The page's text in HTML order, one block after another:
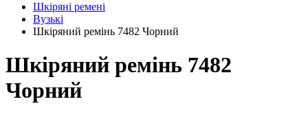
Шкіряні ремені
Вузькі
Шкіряний ремінь 7482 Чорний
Шкіряний ремінь 7482
Чорний